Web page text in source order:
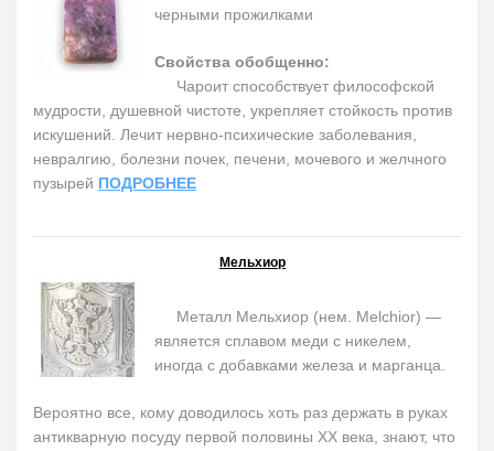
черными прожилками
Свойства обобщенно:
Чароит способствует философской
мудрости, душевной чистоте, укрепляет стойкость против
искушений. Лечит нервно-психические заболевания,
невралгию, болезни почек, печени, мочевого и желчного
пузырей ПОДРОБНЕЕ
Мельхиор
Металл Мельхиор (нем. Melchior) —
является сплавом меди с никелем,
иногда с добавками железа и марганца.
Вероятно все, кому доводилось хоть раз держать в руках
антикварную посуду первой половины ХХ века, знают, что